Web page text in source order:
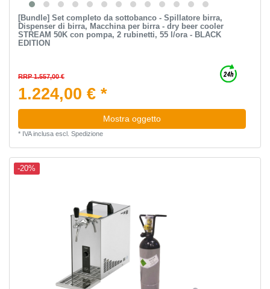
[Bundle] Set completo da sottobanco - Spillatore birra,
Dispenser di birra, Macchina per birra - dry beer cooler
STREAM 50K con pompa, 2 rubinetti, 55 l/ora - BLACK
EDITION
RRP 1.557,00 €
1.224,00 € *
Mostra oggetto
* IVA inclusaescl. Spedizione
-20%